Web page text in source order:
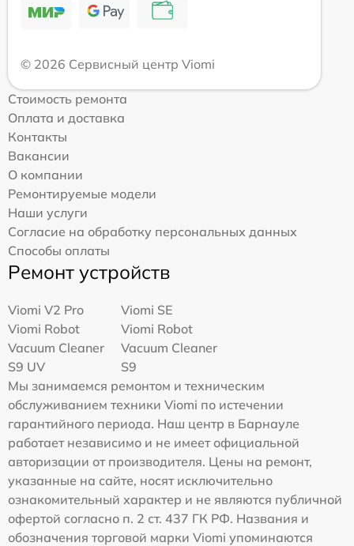
© 2026 Сервисный центр Viomi
Стоимость ремонта
Оплата и доставка
Контакты
Вакансии
О компании
Ремонтируемые модели
Наши услуги
Согласие на обработку персональных данных
Способы оплаты
Ремонт устройств
Viomi V2 Pro
Viomi SE
Viomi Robot
Vacuum Cleaner
S9 UV
Viomi Robot
Vacuum Cleaner
S9
Мы занимаемся ремонтом и техническим
обслуживанием техники Viomi по истечении
гарантийного периода. Наш центр в Барнауле
работает независимо и не имеет официальной
авторизации от производителя. Цены на ремонт,
указанные на сайте, носят исключительно
ознакомительный характер и не являются публичной
офертой согласно п. 2 ст. 437 ГК РФ. Названия и
обозначения торговой марки Viomi упоминаются